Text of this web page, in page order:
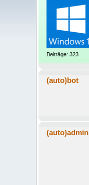
Beiträge: 323
(auto)bot
(auto)admin